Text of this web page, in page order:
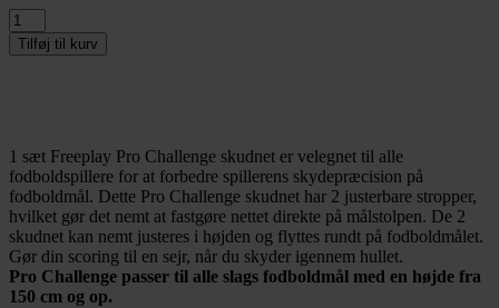
1
sæt
Freeplay
Fodboldmål
antal
Tilføj til kurv
1 sæt Freeplay Pro Challenge skudnet er velegnet til alle
fodboldspillere for at forbedre spillerens skydepræcision på
fodboldmål. Dette Pro Challenge skudnet har 2 justerbare stropper,
hvilket gør det nemt at fastgøre nettet direkte på målstolpen. De 2
skudnet kan nemt justeres i højden og flyttes rundt på fodboldmålet.
Gør din scoring til en sejr, når du skyder igennem hullet.
Pro Challenge passer til alle slags fodboldmål med en højde fra
150 cm og op.